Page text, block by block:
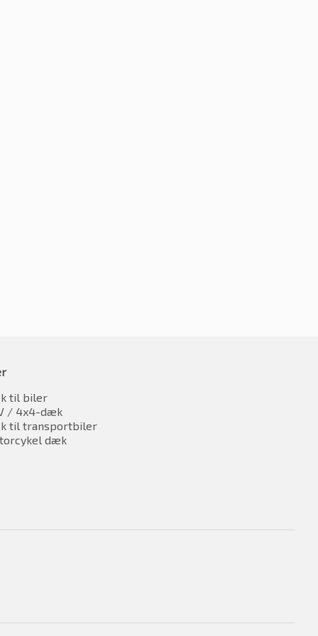
103W
til biler
/ 4x4-dæk
til transportbiler
dæk